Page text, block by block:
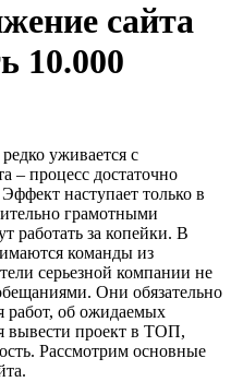
сайта
10.000
уживается с
– процесс достаточно
наступает только в
грамотными
работать за копейки. В
команды из
серьезной компании не
Они обязательно
работ, об ожидаемых
вывести проект в ТОП,
Рассмотрим основные